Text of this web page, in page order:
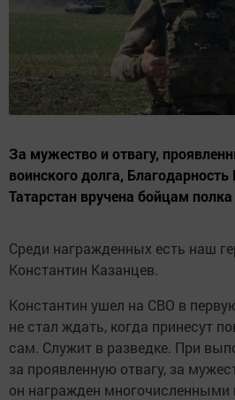
За мужество и отвагу,
воинского долга,
Татарстан вручена бойцам
Среди награжденных есть наш
Константин Казанцев.
Константин ушел на СВО в
не стал ждать, когда принесут
сам. Служит в разведке. При
за проявленную отвагу, за
он награжден многочисленными